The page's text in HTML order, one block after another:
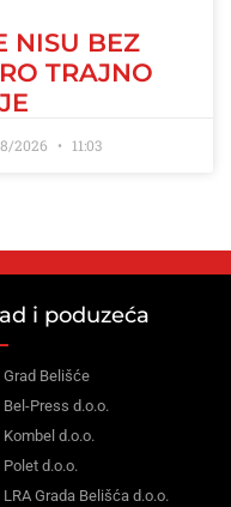
NISU BEZ
TRAJNO
2026 11:03
i poduzeća
Grad Belišće
Bel-Press d.o.o.
Kombel d.o.o.
Polet d.o.o.
LRA Grada Belišća d.o.o.